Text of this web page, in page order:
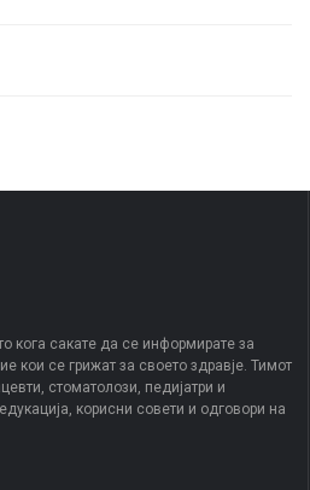
кога сакате да се информирате за
кои се грижат за своето здравје. Тимот
стоматолози, педијатри и
корисни совети и одговори на